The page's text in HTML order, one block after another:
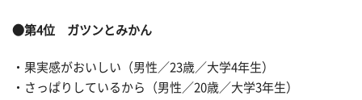
●第4位 ガツンとみかん
・果実感がおいしい（男性／23歳／大学4年生）
・さっぱりしているから（男性／20歳／大学3年生）